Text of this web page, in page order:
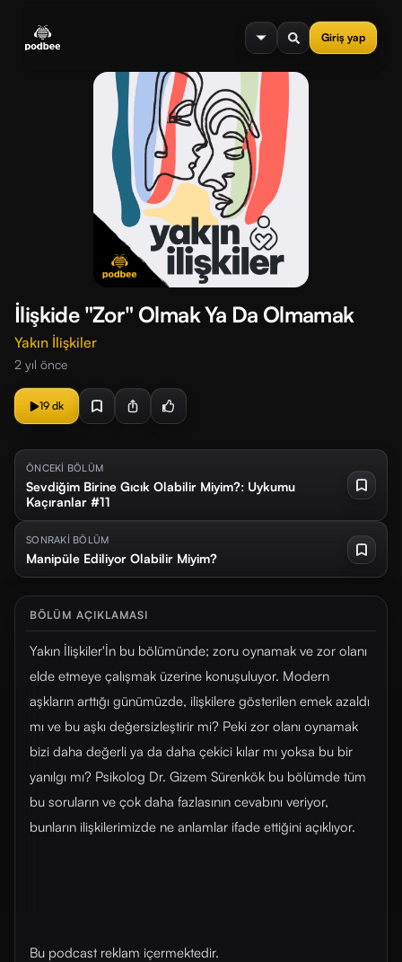
Giriş yap
menu
İlişkide "Zor" Olmak Ya Da Olmamak
Yakın İlişkiler
2 yıl önce
19 dk
ÖNCEKİ BÖLÜM
Sevdiğim Birine Gıcık Olabilir Miyim?: Uykumu
Kaçıranlar #11
SONRAKİ BÖLÜM
Manipüle Ediliyor Olabilir Miyim?
BÖLÜM AÇIKLAMASI
Yakın İlişkiler'İn bu bölümünde; zoru oynamak ve zor olanı
elde etmeye çalışmak üzerine konuşuluyor. Modern
aşkların arttığı günümüzde, ilişkilere gösterilen emek azaldı
mı ve bu aşkı değersizleştirir mi? Peki zor olanı oynamak
bizi daha değerli ya da daha çekici kılar mı yoksa bu bir
yanılgı mı? Psikolog Dr. Gizem Sürenkök bu bölümde tüm
bu soruların ve çok daha fazlasının cevabını veriyor,
bunların ilişkilerimizde ne anlamlar ifade ettiğini açıklıyor.
Bu podcast reklam içermektedir.